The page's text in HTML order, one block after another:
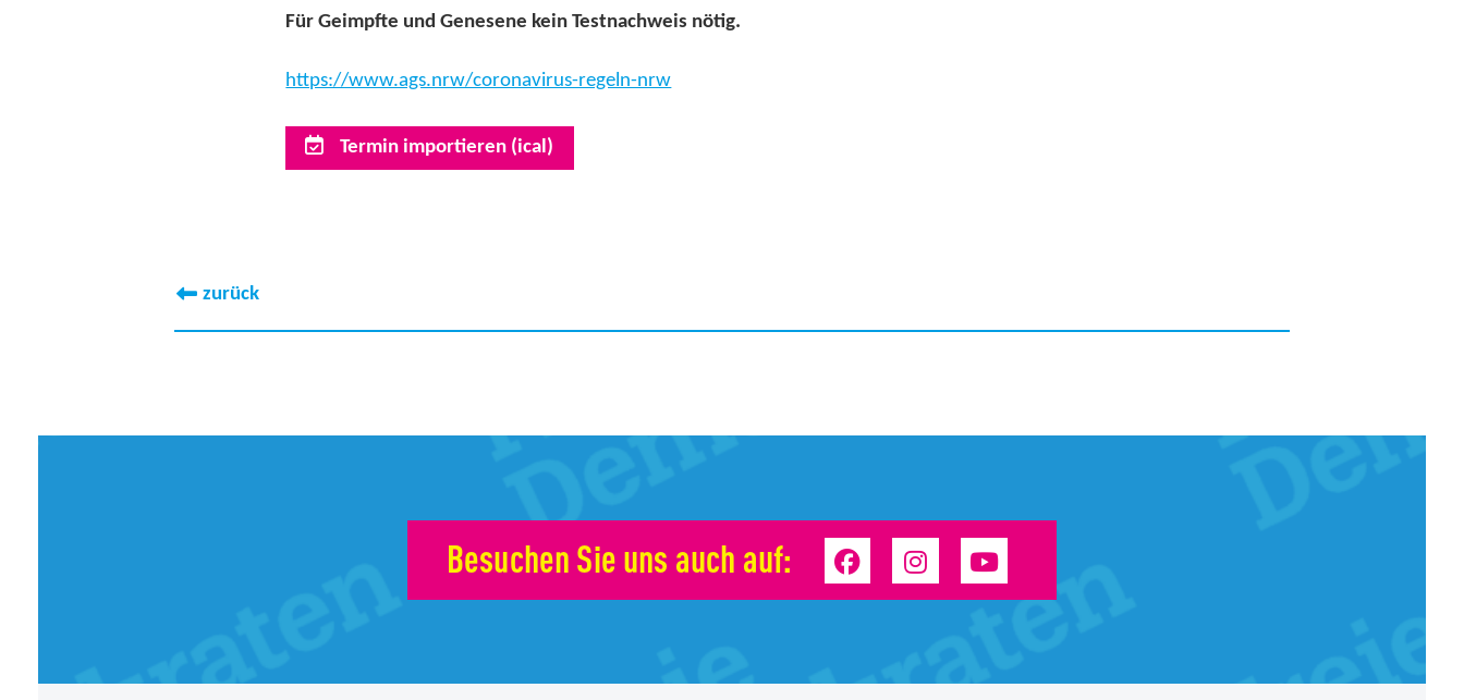
Für Geimpfte und Genesene kein Testnachweis nötig.
https://www.ags.nrw/coronavirus-regeln-nrw
Termin importieren (ical)
zurück
Besuchen Sie uns auch auf: